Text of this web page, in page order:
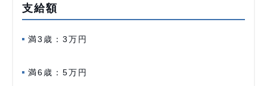
支給額
満3歳：3万円
満6歳：5万円